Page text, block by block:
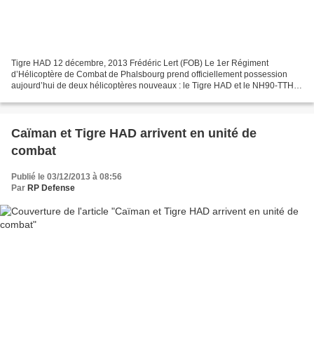
Tigre HAD 12 décembre, 2013 Frédéric Lert (FOB) Le 1er Régiment
d’Hélicoptère de Combat de Phalsbourg prend officiellement possession
aujourd’hui de deux hélicoptères nouveaux : le Tigre HAD et le NH90-TTH «
Caïman et Tigre HAD arrivent en unité de
combat
Publié le 03/12/2013 à 08:56
Par RP Defense